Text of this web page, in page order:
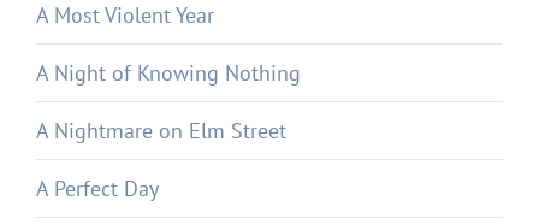
A Most Violent Year
A Night of Knowing Nothing
A Nightmare on Elm Street
A Perfect Day